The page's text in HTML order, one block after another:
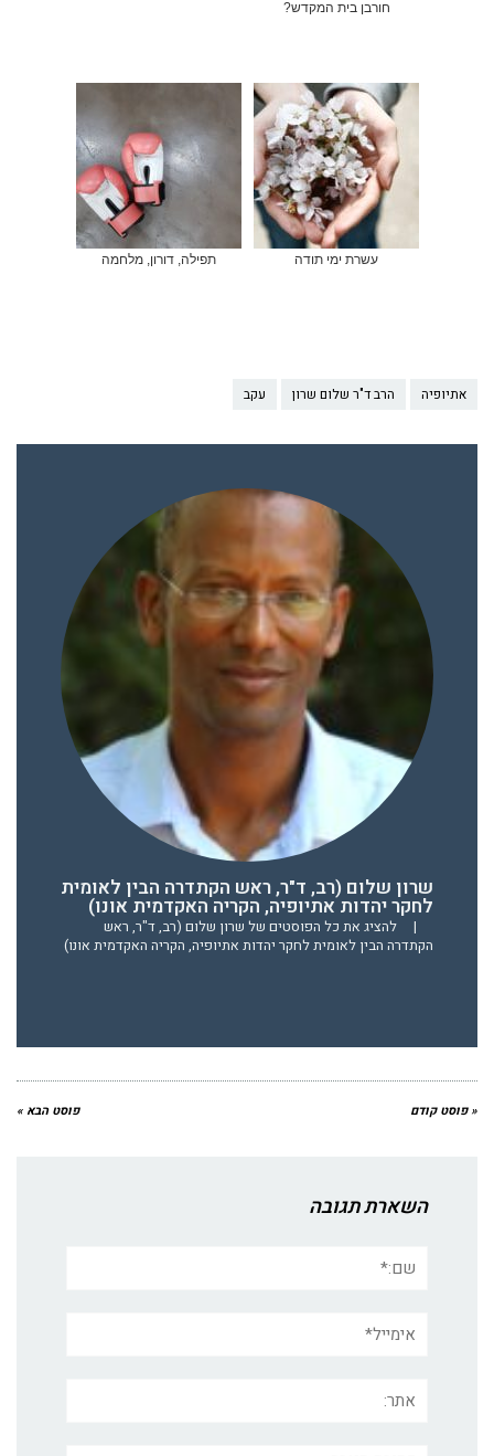
חורבן בית המקדש?
עשרת ימי תודה תפילה, דורון, מלחמה
אתיופיה הרב ד"ר שלום שרון עקב
שרון שלום (רב, ד"ר, ראש הקתדרה הבין לאומית
לחקר יהדות אתיופיה, הקריה האקדמית אונו)
|
להציג את כל הפוסטים של שרון שלום (רב, ד"ר, ראש
הקתדרה הבין לאומית לחקר יהדות אתיופיה, הקריה האקדמית אונו)
« פוסט קודם פוסט הבא »
השארת תגובה